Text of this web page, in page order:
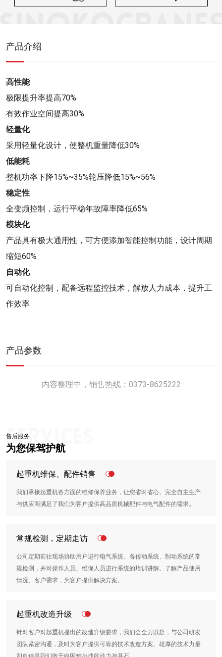
产品介绍
高性能
极限提升率提高70%
有效作业空间提高30%
轻量化
采用轻量化设计，使整机重量降低30%
低能耗
整机功率下降15%~35%轮压降低15%~56%
稳定性
全变频控制，运行平稳年故障率降低65%
模块化
产品具有极大通用性，可方便添加智能控制功能，设计周期
缩短60%
自动化
可自动化控制，配备远程监控技术，解放人力成本，提升工
作效率
产品参数
内容整理中，销售热线：0373-8625222
售后服务
为您保驾护航
起重机维保、配件销售
我们承接起重机各方面的维修保养业务，让您省时省心。完全自主生产
与供应商满足了我们为客户提供高品质机械配件与电气配件的需求。
常规检测，定期走访
公司定期前往现场协助用户进行电气系统、各传动系统、制动系统的常
规检测，并对操作人员、维保人员进行系统的培训讲解。了解产品使用
情况、客户需求，为客户提供解决方案。
起重机改造升级
针对客户对起重机提出的改造升级要求，我们会全力以赴，与公司研发
团队紧密沟通，及时为客户提供可靠的技术改造方案。雄厚的技术力量